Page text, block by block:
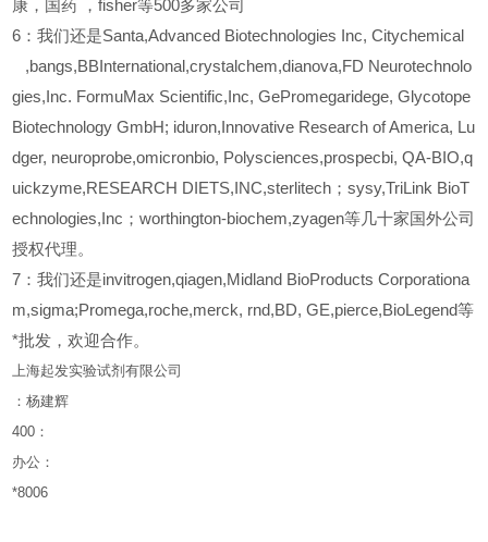
康，国药
，fisher等500多家公司
6 ：我们还是Santa,Advanced Biotechnologies Inc, Citychemical
,bangs,BBInternational,crystalchem,dianova,FD Neurotechnolo
gies,Inc. FormuMax Scientific,Inc, GePromegaridege, Glycotope
Biotechnology GmbH; iduron,Innovative Research of America, Lu
dger, neuroprobe,omicronbio, Polysciences,prospecbi, QA-BIO,q
uickzyme,RESEARCH DIETS,INC,sterlitech；sysy,TriLink BioT
echnologies,Inc；worthington-biochem,zyagen等几十家国外公司
授权代理。
7：我们还是invitrogen,qiagen,Midland BioProducts Corporationa
m,sigma;Promega,roche,merck, rnd,BD, GE,pierce,BioLegend等
*批发，欢迎合作。
上海起发实验试剂有限公司
：杨建辉
400 ：
办公：
*8006